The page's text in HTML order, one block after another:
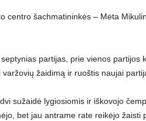
centro šachmatininkės – Mėta
partijas, prie vienos partijos
žaidimą ir ruoštis naujai
sužaidė lygiosiomis ir iškovojo
bet jau antrame rate reikėjo žaisti